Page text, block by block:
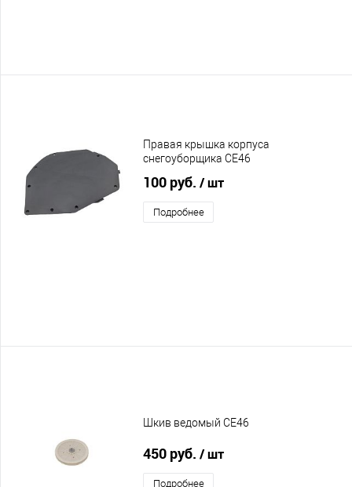
Правая крышка корпуса
снегоуборщика CE46
100 руб. / шт
Подробнее
Шкив ведомый CE46
450 руб. / шт
Подробнее